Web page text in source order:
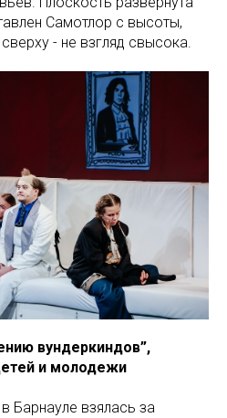
Самотлор с высоты,
- не взгляд свысока.
вундеркиндов”,
и молодежи
Барнауле взялась за